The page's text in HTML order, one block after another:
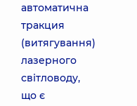
автоматична
тракция
(витягування)
лазерного
світловоду,
що є